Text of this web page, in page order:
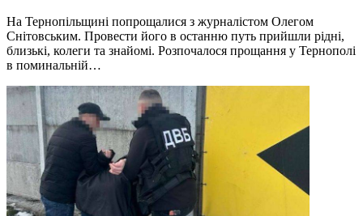
На Тернопільщині попрощалися з журналістом Олегом
Снітовським. Провести його в останню путь прийшли рідні,
близькі, колеги та знайомі. Розпочалося прощання у Тернополі
в поминальній…